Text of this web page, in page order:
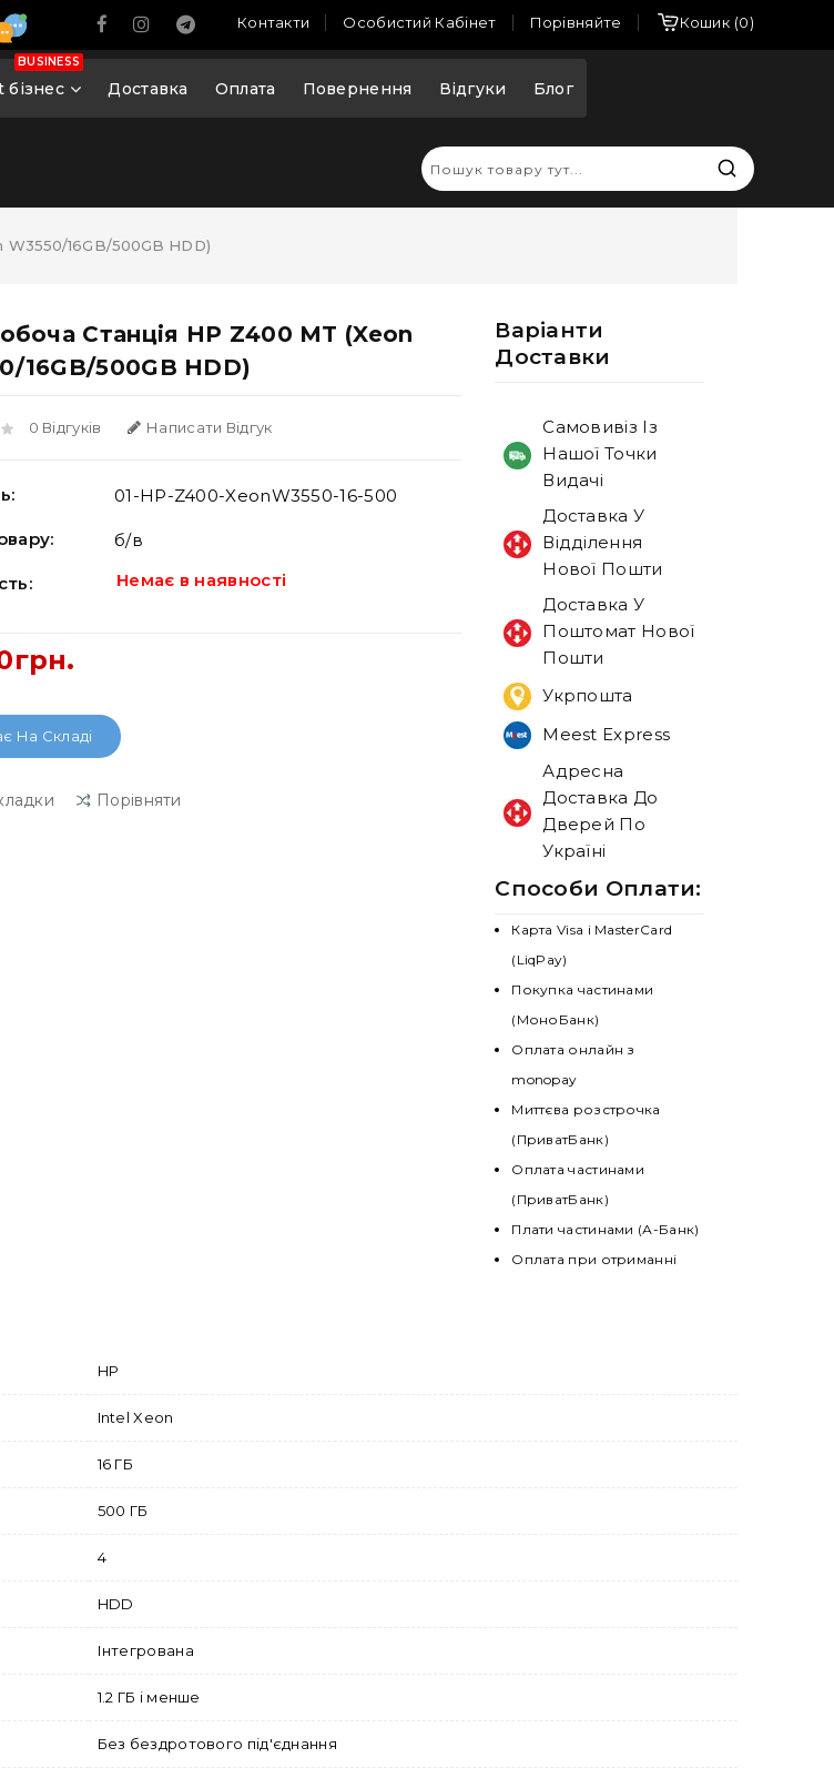
Контакти Особистий Кабінет Порівняйте Кошик 0
BUSINESS
Доставка Оплата Повернення Відгуки Блог
16GB/500GB HDD)
Станція HP Z400 MT (Xeon
16GB/500GB HDD)
0 Відгуків Написати Відгук
01-HP-Z400-XeonW3550-16-500
б/в
Немає в наявності
На Складі
Порівняти
Варiанти
Доставки
Самовивіз Із
Нашої Точки
Видачі
Доставка У
Відділення
Нової Пошти
Доставка У
Поштомат Нової
Пошти
Укрпошта
Meest Express
Адресна
Доставка До
Дверей По
Україні
Способи Оплати:
Карта Visa і MasterCard
(LiqPay)
Покупка частинами
(МоноБанк)
Оплата онлайн з
monopay
Миттєва розстрочка
(ПриватБанк)
Оплата частинами
(ПриватБанк)
Плати частинами (А-Банк)
Оплата при отриманні
HP
Intel Xeon
16 ГБ
500 ГБ
4
HDD
Інтегрована
1.2 ГБ і менше
Без бездротового під'єднання